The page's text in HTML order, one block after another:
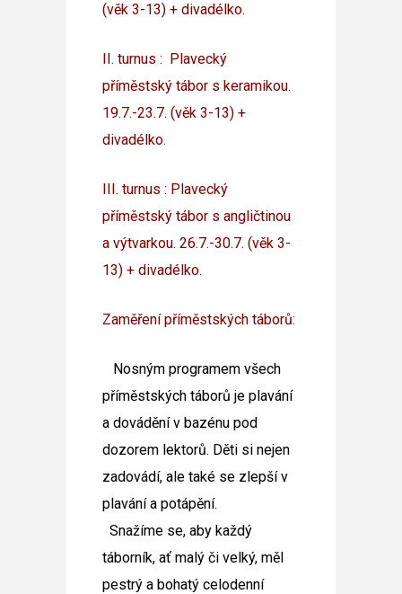
(věk 3-13) + divadélko.
II. turnus : Plavecký
příměstský tábor s keramikou.
19.7.-23.7. (věk 3-13) +
divadélko.
III. turnus : Plavecký
příměstský tábor s angličtinou
a výtvarkou. 26.7.-30.7. (věk 3-
13) + divadélko.
Zaměření příměstských táborů:
Nosným programem všech
příměstských táborů je plavání
a dovádění v bazénu pod
dozorem lektorů. Děti si nejen
zadovádí, ale také se zlepší v
plavání a potápění.
Snažíme se, aby každý
táborník, ať malý či velký, měl
pestrý a bohatý celodenní